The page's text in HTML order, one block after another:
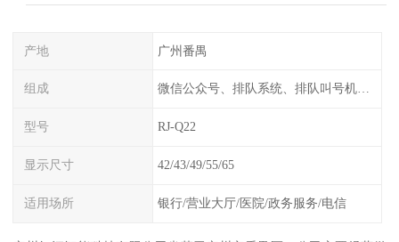
产地 广州番禺
组成 微信公众号、排队系统、排队叫号机、呼叫器、窗口显示屏
型号 RJ-Q22
显示尺寸 42/43/49/55/65
适用场所 银行/营业大厅/医院/政务服务/电信